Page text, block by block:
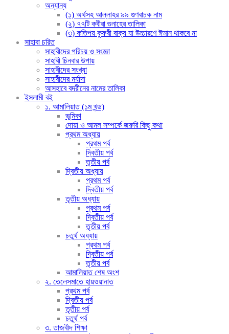
অন্যান্য
(১) অর্থসহ আল্লাহর ৯৯ গুণবাচক নাম
(২) ৭৭টি কবীরা গুনাহের তালিকা
(৩) কতিপয় কুফরী বাক্য যা উচ্চারণে ঈমান থাকবে না
সাহাবা চরিত
সাহাবীদের পরিচয় ও সংজ্ঞা
সাহাবী চিনবার উপায়
সাহাবীদের সংখ্যা
সাহাবীদের মর্যাদা
আসহাবে বদরীনের নামের তালিকা
ইসলামী বই
১. আমালিয়াত (১ম খন্ড)
ভূমিকা
দোয়া ও আমল সম্পর্কে জরুরি কিছু কথা
প্রথম অধ্যায়
প্রথম পর্ব
দ্বিতীয় পর্ব
তৃতীয় পর্ব
দ্বিতীয় অধ্যায়
প্রথম পর্ব
দ্বিতীয় পর্ব
তৃতীয় অধ্যায়
প্রথম পর্ব
দ্বিতীয় পর্ব
তৃতীয় পর্ব
চতুর্থ অধ্যায়
প্রথম পর্ব
দ্বিতীয় পর্ব
তৃতীয় পর্ব
আমালিয়াত শেষ অংশ
২. তেলেসমাতে হায়ওয়ানাত
প্রথম পর্ব
দ্বিতীয় পর্ব
তৃতীয় পর্ব
চতুর্থ পর্ব
৩. তাজবীদ শিক্ষা